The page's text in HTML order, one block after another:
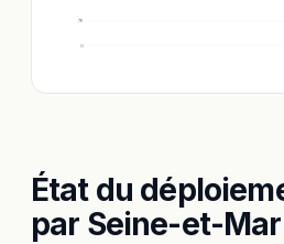
0
76
État du
par Seine-et-